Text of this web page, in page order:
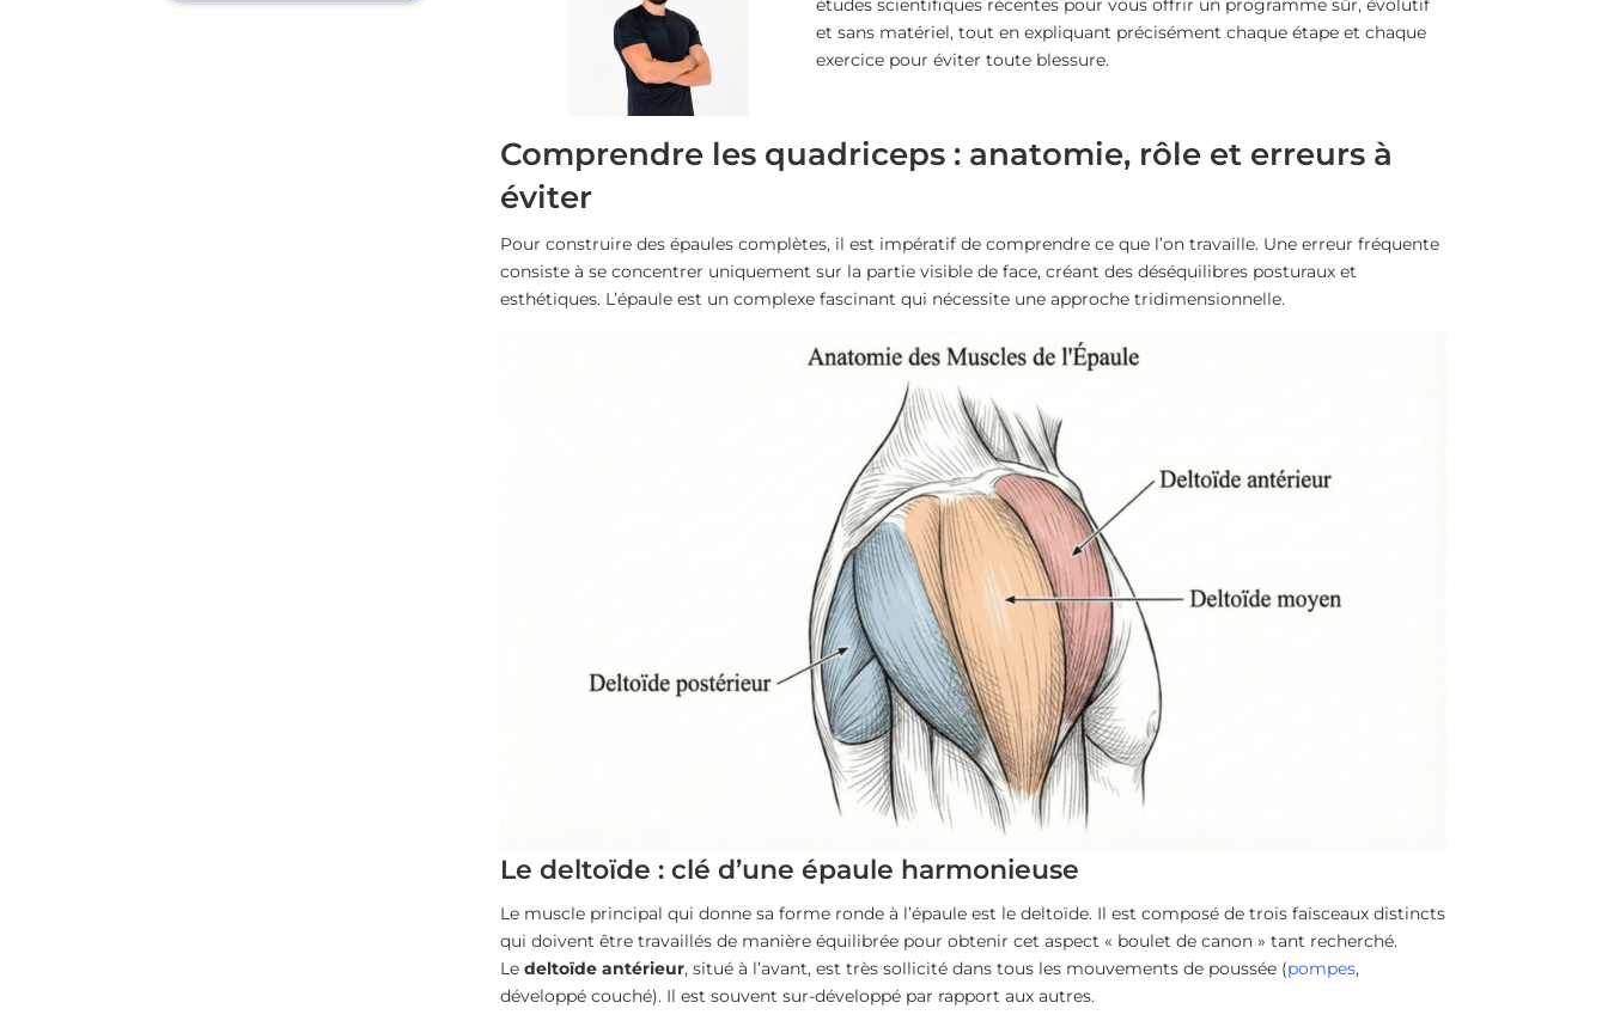
et sans matériel, tout en expliquant précisément chaque étape et chaque
exercice pour éviter toute blessure.
Comprendre les quadriceps : anatomie, rôle et erreurs à
éviter
Pour construire des épaules complètes, il est impératif de comprendre ce que l’on travaille. Une erreur fréquente
consiste à se concentrer uniquement sur la partie visible de face, créant des déséquilibres posturaux et
esthétiques. L’épaule est un complexe fascinant qui nécessite une approche tridimensionnelle.
Le deltoïde : clé d’une épaule harmonieuse
Le muscle principal qui donne sa forme ronde à l’épaule est le deltoïde. Il est composé de trois faisceaux distincts
qui doivent être travaillés de manière équilibrée pour obtenir cet aspect « boulet de canon » tant recherché.
Le deltoïde antérieur, situé à l’avant, est très sollicité dans tous les mouvements de poussée (pompes,
développé couché). Il est souvent sur-développé par rapport aux autres.